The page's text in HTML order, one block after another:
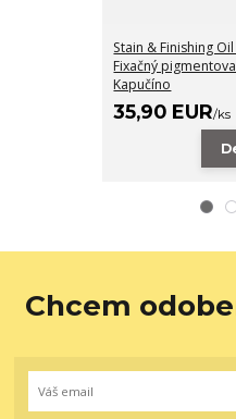
Stain & Finishing
Fixačný
Kapučíno
35,90 EUR/ks
Chcem